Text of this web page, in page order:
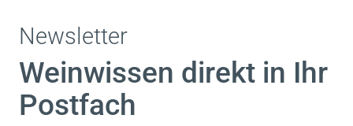
Newsletter
Weinwissen direkt in Ihr
Postfach